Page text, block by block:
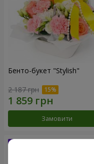
Бенто-букет "Stylish"
2 187 грн
Замовити